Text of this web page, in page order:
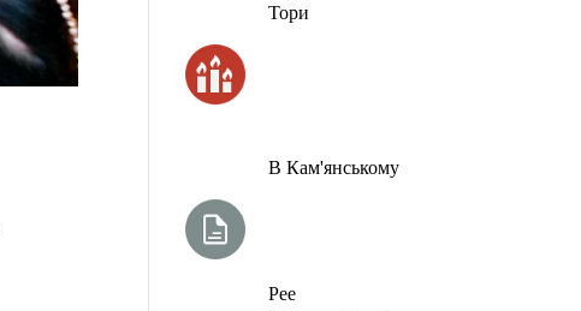
Тори
В Кам'янському
Рее